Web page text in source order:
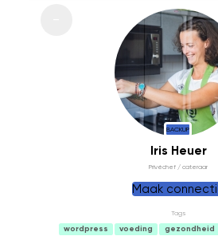
BACKUP
Iris Heuer
Privéchef / cateraar
Maak
Tags
wordpress voeding gezondheid